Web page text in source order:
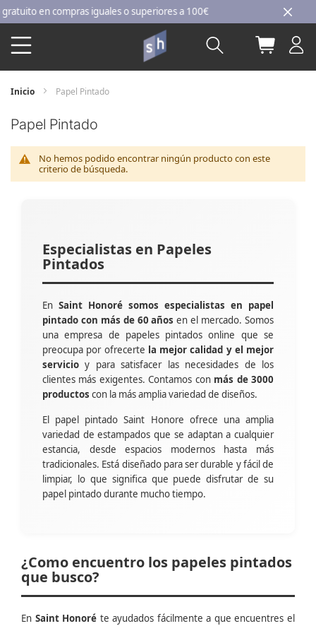
Ir
al
contenido
en compras iguales o superiores a 100€
Buscar Mi
Inicio Papel Pintado
Papel Pintado
No hemos podido encontrar ningún producto con este
criterio de búsqueda.
Especialistas en Papeles
Pintados
En Saint Honoré somos especialistas en papel
pintado con más de 60 años en el mercado. Somos
una empresa de papeles pintados online que se
preocupa por ofrecerte la mejor calidad y el mejor
servicio y para satisfacer las necesidades de los
clientes más exigentes. Contamos con más de 3000
productos con la más amplia variedad de diseños.
El papel pintado Saint Honore ofrece una amplia
variedad de estampados que se adaptan a cualquier
estancia, desde espacios modernos hasta más
tradicionales. Está diseñado para ser durable y fácil de
limpiar, lo que significa que puede disfrutar de su
papel pintado durante mucho tiempo.
¿Como encuentro los papeles pintados
que busco?
En Saint Honoré te ayudados fácilmente a que encuentres el